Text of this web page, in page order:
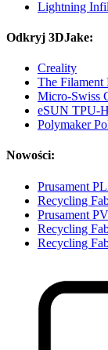
Lightning
Odkryj 3DJake:
Creality
The
Micro-Swiss
eSUN TPU-
Polymaker
Nowości:
Prusament
Recycling
Prusament
Recycling
Recycling